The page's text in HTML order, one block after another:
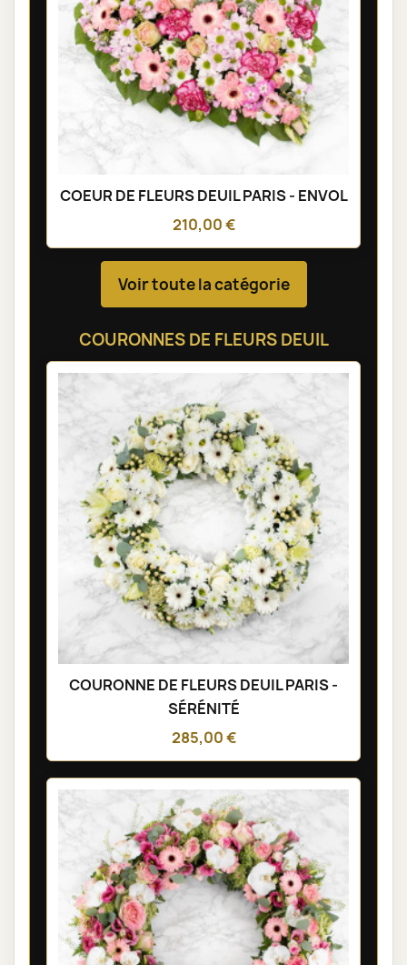
COEUR DE FLEURS DEUIL PARIS - ENVOL
210,00 €
Voir toute la catégorie
COURONNES DE FLEURS DEUIL
COURONNE DE FLEURS DEUIL PARIS -
SÉRÉNITÉ
285,00 €